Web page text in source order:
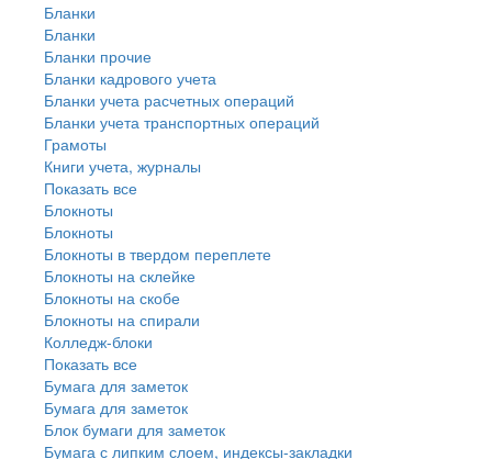
Бланки
Бланки
Бланки прочие
Бланки кадрового учета
Бланки учета расчетных операций
Бланки учета транспортных операций
Грамоты
Книги учета, журналы
Показать все
Блокноты
Блокноты
Блокноты в твердом переплете
Блокноты на склейке
Блокноты на скобе
Блокноты на спирали
Колледж-блоки
Показать все
Бумага для заметок
Бумага для заметок
Блок бумаги для заметок
Бумага с липким слоем, индексы-закладки